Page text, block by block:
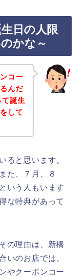
日の人限
かな～
コー
んだ
誕生
して
ると思います。
た、７月、８
いう人もいます
な特典があって
の理由は、新橋
いのお店では、
やクーポンコー